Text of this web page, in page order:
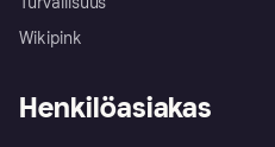
Wikipink
Henkilöasiakas